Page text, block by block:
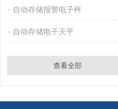
自动存储报警电子秤
自动存储电子天平
查看全部